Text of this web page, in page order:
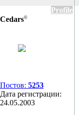
Profile
Cedars©
Постов: 5253
Дата регистрации:
24.05.2003